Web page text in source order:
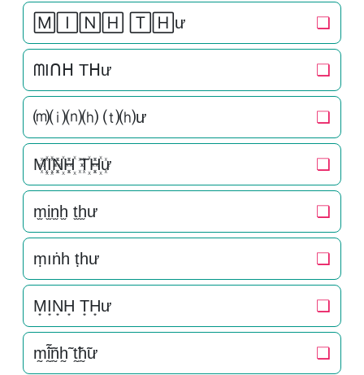
🄼🄸🄽🄷 🅃🄷ư ❏
ᗰIᑎᕼ Tᕼư ❏
⒨⒤⒩⒣ ⒯⒣ư ❏
M꙰I꙰N꙰H꙰ T꙰H꙰ư ❏
m̫i̫n̫h̫ t̫h̫ư ❏
ṃıṅһ ṭһư ❏
M͙I͙N͙H͙ T͙H͙ư ❏
m̰̃ḭ̃ñ̰h̰̃ t̰̃h̰̃ư ❏